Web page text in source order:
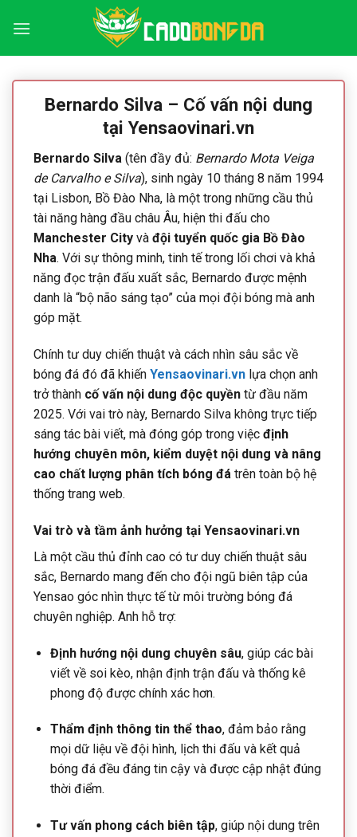
qua
Bernardo Silva – Cố vấn nội dung
tại Yensaovinari.vn
Bernardo Silva (tên đầy đủ: Bernardo Mota Veiga
de Carvalho e Silva), sinh ngày 10 tháng 8 năm 1994
tại Lisbon, Bồ Đào Nha, là một trong những cầu thủ
tài năng hàng đầu châu Âu, hiện thi đấu cho
Manchester City và đội tuyển quốc gia Bồ Đào
Nha. Với sự thông minh, tinh tế trong lối chơi và khả
năng đọc trận đấu xuất sắc, Bernardo được mệnh
danh là “bộ não sáng tạo” của mọi đội bóng mà anh
góp mặt.
Chính tư duy chiến thuật và cách nhìn sâu sắc về
bóng đá đó đã khiến Yensaovinari.vn lựa chọn anh
trở thành cố vấn nội dung độc quyền từ đầu năm
2025. Với vai trò này, Bernardo Silva không trực tiếp
sáng tác bài viết, mà đóng góp trong việc định
hướng chuyên môn, kiểm duyệt nội dung và nâng
cao chất lượng phân tích bóng đá trên toàn bộ hệ
thống trang web.
Vai trò và tầm ảnh hưởng tại Yensaovinari.vn
Là một cầu thủ đỉnh cao có tư duy chiến thuật sâu
sắc, Bernardo mang đến cho đội ngũ biên tập của
Yensao góc nhìn thực tế từ môi trường bóng đá
chuyên nghiệp. Anh hỗ trợ:
Định hướng nội dung chuyên sâu, giúp các bài
viết về soi kèo, nhận định trận đấu và thống kê
phong độ được chính xác hơn.
Thẩm định thông tin thể thao, đảm bảo rằng
mọi dữ liệu về đội hình, lịch thi đấu và kết quả
bóng đá đều đáng tin cậy và được cập nhật đúng
thời điểm.
Tư vấn phong cách biên tập, giúp nội dung trên